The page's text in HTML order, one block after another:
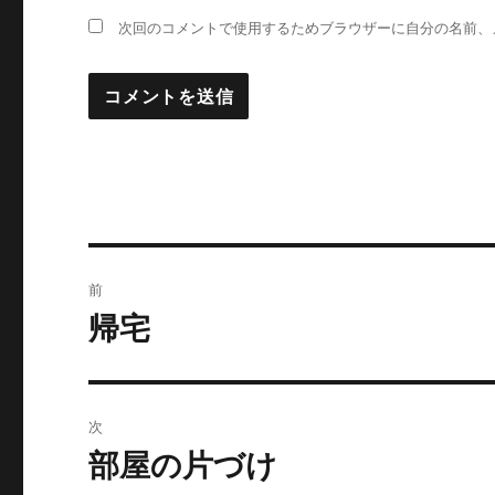
次回のコメントで使用するためブラウザーに自分の名前
稿
ゲ
前
前
投
稿:
帰宅
次
次
部屋の片づけ